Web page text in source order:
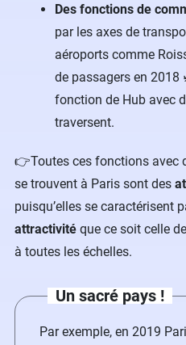
Des fonctions de
par les axes de
aéroports comme
de passagers en
fonction de Hub avec
traversent.
👉Toutes ces fonctions avec
se trouvent à Paris sont des
puisqu’elles se caractérisent
attractivité que ce soit celle
à toutes les échelles.
Un sacré pays !
Par exemple, en 2019